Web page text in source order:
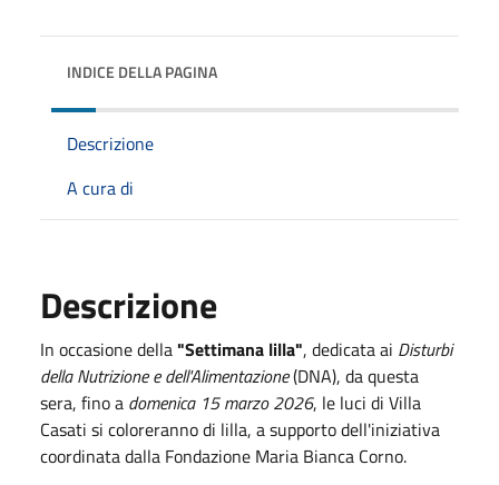
INDICE DELLA PAGINA
Descrizione
A cura di
Descrizione
In occasione della"Settimana lilla", dedicata ai Disturbi
della Nutrizione e dell'Alimentazione(DNA), da questa
sera, fino a domenica 15 marzo 2026, le luci di Villa
Casati si coloreranno di lilla, a supporto dell'iniziativa
coordinata dalla Fondazione Maria Bianca Corno.